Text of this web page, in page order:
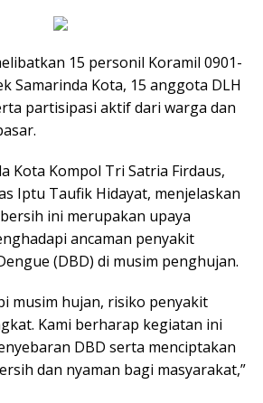
15 personil Koramil 0901-
Samarinda Kota, 15 anggota DLH
partisipasi aktif dari warga dan
Kota Kompol Tri Satria Firdaus,
Iptu Taufik Hidayat, menjelaskan
ini merupakan upaya
ancaman penyakit
(DBD) di musim penghujan.
musim hujan, risiko penyakit
Kami berharap kegiatan ini
DBD serta menciptakan
dan nyaman bagi masyarakat,”